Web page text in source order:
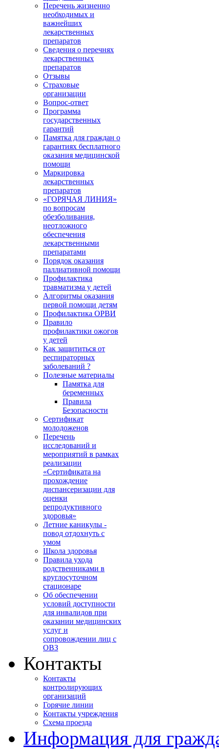
Перечень жизненно
необходимых и
важнейших
лекарственных
препаратов
Сведения о перечнях
лекарственных
препаратов
Отзывы
Страховые
организации
Вопрос-ответ
Программа
государственных
гарантий
Памятка для граждан о
гарантиях бесплатного
оказания медицинской
помощи
Маркировка
лекарственных
препаратов
«ГОРЯЧАЯ ЛИНИЯ»
по вопросам
обезболивания,
неотложного
обеспечения
лекарственными
препаратами
Порядок оказания
паллиативной помощи
Профилактика
травматизма у детей
Алгоритмы оказания
первой помощи детям
Профилактика ОРВИ
Правило
профилактики ожогов
у детей
Как защититься от
респираторных
заболеваний ?
Полезные материалы
Памятка для
беременных
Правила
Безопасности
Сертификат
молодоженов
Перечень
исследований и
мероприятий в рамках
реализации
«Сертификата на
прохождение
диспансеризации для
оценки
репродуктивного
здоровья»
Летние каникулы -
повод отдохнуть с
умом
Школа здоровья
Правила ухода
родственниками в
круглосуточном
стационаре
Об обеспечении
условий доступности
для инвалидов при
оказании медицинских
услуг и
сопровождении лиц с
ОВЗ
Контакты
Контакты
контролирующих
организаций
Горячие линии
Контакты учреждения
Схема проезда
Информация для